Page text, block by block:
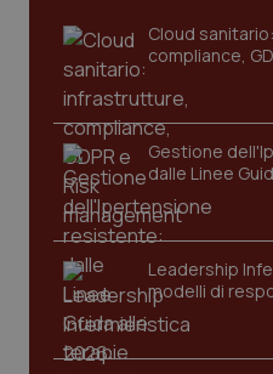
Cloud
compliance,
Gestione
dalle Linee
Leadership
modelli di